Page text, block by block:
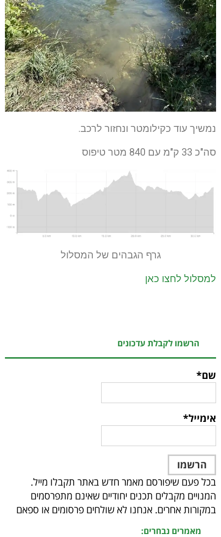
נמשיך עוד כקילומטר ונחזור לרכב.
סה"כ 33 ק"מ עם 840 מטר טיפוס
גרף הגבהים של המסלול
למסלול לחצו כאן
הרשמו לקבלת עדכונים
שם*
אימייל*
בכל פעם שיפורסם מאמר חדש באתר תקבלו מייל.
המנויים מקבלים תכנים יחודיים שאינם מתפרסמים
במקורות אחרים. אנחנו לא שולחים פרסומים או ספאם
מאמרים נבחרים: